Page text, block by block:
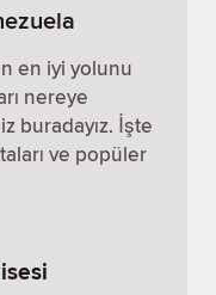
en iyi yolunu
nereye
buradayız. İşte
ve popüler